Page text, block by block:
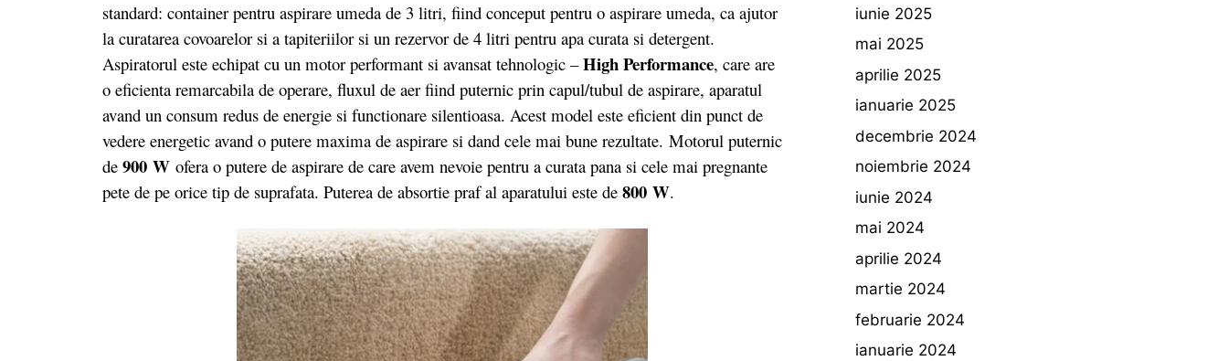
standard: container pentru aspirare umeda de 3 litri, fiind conceput pentru o aspirare umeda, ca ajutor
la curatarea covoarelor si a tapiteriilor si un rezervor de 4 litri pentru apa curata si detergent.
Aspiratorul este echipat cu un motor performant si avansat tehnologic –High Performance, care are
o eficienta remarcabila de operare, fluxul de aer fiind puternic prin capul/tubul de aspirare, aparatul
avand un consum redus de energie si functionare silentioasa. Acest model este eficient din punct de
vedere energetic avand o putere maxima de aspirare si dand cele mai bune rezultate. Motorul puternic
de 900 W ofera o putere de aspirare de care avem nevoie pentru a curata pana si cele mai pregnante
pete de pe orice tip de suprafata. Puterea de absortie praf al aparatului este de 800 W.
iunie 2025
mai 2025
aprilie 2025
ianuarie 2025
decembrie 2024
noiembrie 2024
iunie 2024
mai 2024
aprilie 2024
martie 2024
februarie 2024
ianuarie 2024